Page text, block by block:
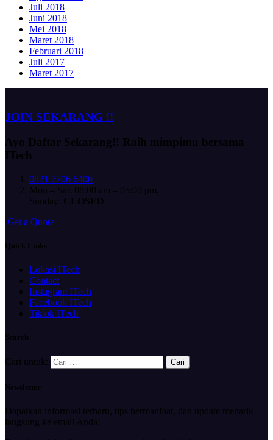
Juli 2018
Juni 2018
Mei 2018
Maret 2018
Februari 2018
Juli 2017
Maret 2017
JOIN SEKARANG !!
Ayo Daftar Sekarang!! Raih mimpimu bersama
ITech
0821 7706 6400
Mon – Sat: 08:00 am – 05:00 pm,
Sunday: CLOSED
Get a Quote
Quick Links
Lokasi ITech
Contact
Instagram ITech
Facebook ITech
Tiktok ITech
Search
Cari untuk:
Newsletter
Dapatkan informasi terbaru, tips bermanfaat, dan update menarik
langsung ke email Anda!